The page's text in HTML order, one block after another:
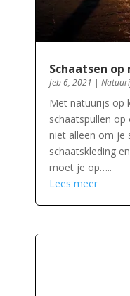
Schaatsen
feb 6, 2021 |
Met natuurijs op
schaatspullen
niet alleen om je
schaatskleding
moet je op…..
Lees meer